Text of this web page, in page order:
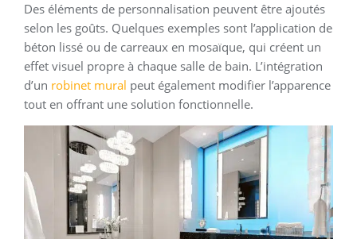
Des éléments de personnalisation peuvent être ajoutés
selon les goûts. Quelques exemples sont l’application de
béton lissé ou de carreaux en mosaïque, qui créent un
effet visuel propre à chaque salle de bain. L’intégration
d’un robinet mural peut également modifier l’apparence
tout en offrant une solution fonctionnelle.